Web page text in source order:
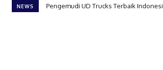
NEWS Pengemudi UD Trucks Terbaik